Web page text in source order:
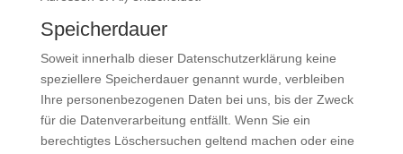
Speicherdauer
Soweit innerhalb dieser Datenschutzerklärung keine
speziellere Speicherdauer genannt wurde, verbleiben
Ihre personenbezogenen Daten bei uns, bis der Zweck
für die Datenverarbeitung entfällt. Wenn Sie ein
berechtigtes Löschersuchen geltend machen oder eine